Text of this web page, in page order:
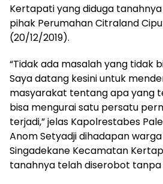
Kertapati yang diduga
pihak Perumahan Citraland
(20/12/2019).
“Tidak ada masalah yang tidak
Saya datang kesini untuk
masyarakat tentang apa yang
bisa mengurai satu persatu
terjadi,” jelas Kapolrestabes
Anom Setyadji dihadapan warga
Singadekane Kecamatan
tanahnya telah diserobot tanpa